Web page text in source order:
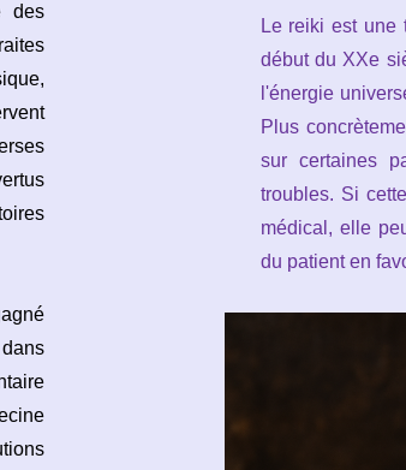
des
Le reiki est une
début du XXe
l'énergie
Plus
sur certaines
troubles. Si
médical, elle
du patient en